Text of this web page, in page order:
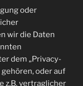
oder
wir die Daten
dem „Privacy-
oder auf
z.B. vertraglicher